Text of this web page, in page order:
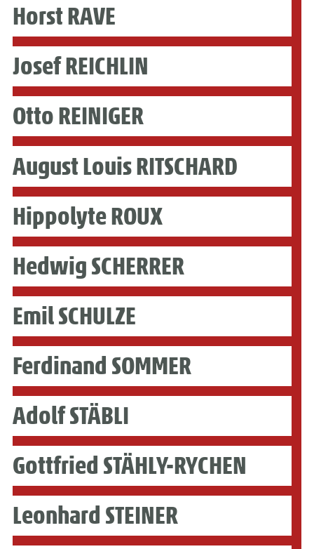
Horst RAVE
Josef REICHLIN
Otto REINIGER
August Louis RITSCHARD
Hippolyte ROUX
Hedwig SCHERRER
Emil SCHULZE
Ferdinand SOMMER
Adolf STÄBLI
Gottfried STÄHLY-RYCHEN
Leonhard STEINER